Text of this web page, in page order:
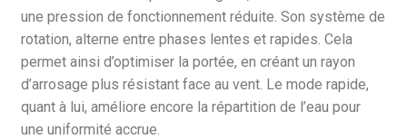
une pression de fonctionnement réduite. Son système de
rotation, alterne entre phases lentes et rapides. Cela
permet ainsi d’optimiser la portée, en créant un rayon
d’arrosage plus résistant face au vent. Le mode rapide,
quant à lui, améliore encore la répartition de l’eau pour
une uniformité accrue.